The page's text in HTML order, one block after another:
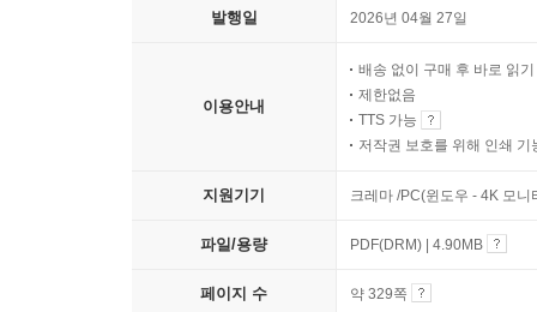
발행일 2026년 04월 27일
이용안내
배송 없이 구매 후 바로 읽기
제한없음
TTS 가능
저작권 보호를 위해 인쇄 기
지원기기 크레마 /PC(윈도우 - 4K 모
파일/용량 PDF(DRM) | 4.90MB
페이지 수 약 329쪽